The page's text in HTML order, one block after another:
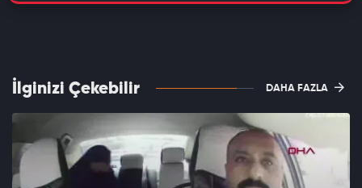
İlginizi Çekebilir DAHA FAZLA